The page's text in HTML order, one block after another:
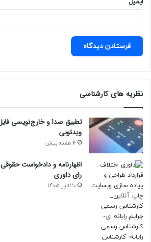
ایمیل
نظریه های کارشناسی
تطبیق صدا و خارج‌نویسی
ویدئویی
4 هفته پیش
اظهارنامه و دادخواست
رای داوری
20 تیر 1405